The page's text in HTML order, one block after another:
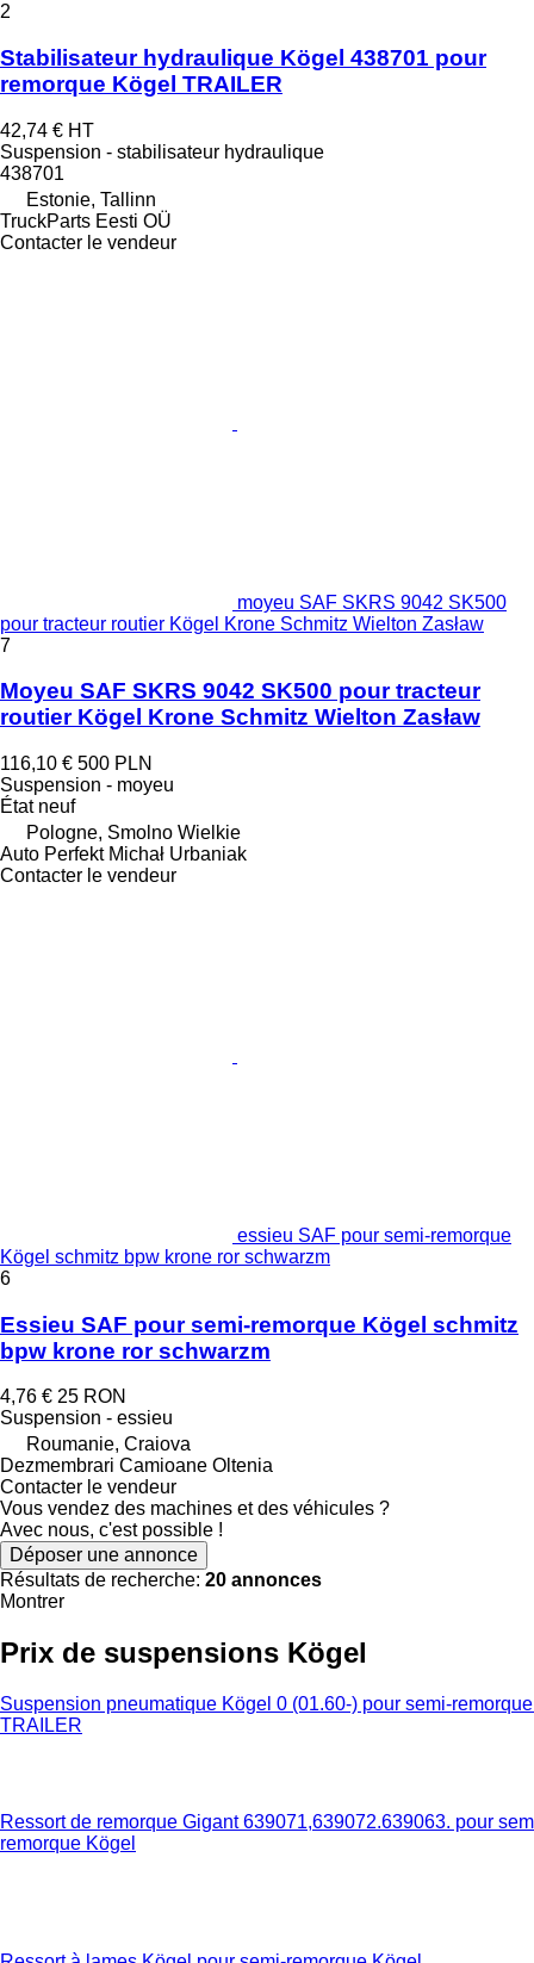
2
Stabilisateur hydraulique Kögel 438701 pour
remorque Kögel TRAILER
42,74 € HT
Suspension - stabilisateur hydraulique
438701
Estonie, Tallinn
TruckParts Eesti OÜ
Contacter le vendeur
moyeu SAF SKRS 9042 SK500
pour tracteur routier Kögel Krone Schmitz Wielton Zasław
7
Moyeu SAF SKRS 9042 SK500 pour tracteur
routier Kögel Krone Schmitz Wielton Zasław
116,10 € 500 PLN
Suspension - moyeu
Étatneuf
Pologne, Smolno Wielkie
Auto Perfekt Michał Urbaniak
Contacter le vendeur
essieu SAF pour semi-remorque
Kögel schmitz bpw krone ror schwarzm
6
Essieu SAF pour semi-remorque Kögel schmitz
bpw krone ror schwarzm
4,76 € 25 RON
Suspension - essieu
Roumanie, Craiova
Dezmembrari Camioane Oltenia
Contacter le vendeur
Vous vendez des machines et des véhicules ?
Avec nous, c'est possible !
Déposer une annonce
Résultats de recherche: 20 annonces
Montrer
Prix de suspensions Kögel
Suspension pneumatique Kögel 0 (01.60-) pour semi-
TRAILER
Ressort de remorque Gigant 639071,639072.639063. pour
remorque Kögel